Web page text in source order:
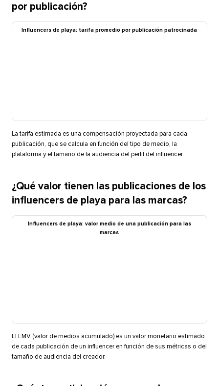
por publicación?​​
Influencers de playa: tarifa promedio por publicación patrocinada​​
La tarifa estimada es una compensación proyectada para cada
publicación, que se calcula en función del tipo de medio, la
plataforma y el tamaño de la audiencia del perfil del influencer.​​
¿Qué valor tienen las publicaciones de los
influencers de playa para las marcas?​​
Influencers de playa: valor medio de una publicación para las
marcas​​
El EMV (valor de medios acumulado) es un valor monetario estimado
de cada publicación de un influencer en función de sus métricas o del
tamaño de audiencia del creador.​​